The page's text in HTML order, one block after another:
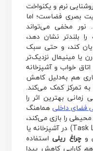
نرم و یکنواخت
بصری فضاست؛ اما
مخفی می‌تواند
بلندتر نشان دهد،
کند، و حتی سبک
یا مینیمال نزدیک‌تر
اتاق خواب و آشپزخانه
هم به‌دلیل کاهش
به تمرکز کمک می‌کند.
بهترین اثر را
فضای داخلی هماهنگ
را بازی می‌کند،
می‌توانید برای نور وظیفه‌ای (Task Light) در آشپزخانه یا
وچراغ ریلی استفاده
کارایی کاهش پیدا